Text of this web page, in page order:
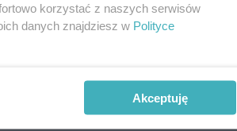
korzystać z naszych serwisów
danych znajdziesz w Polityce
Akceptuję